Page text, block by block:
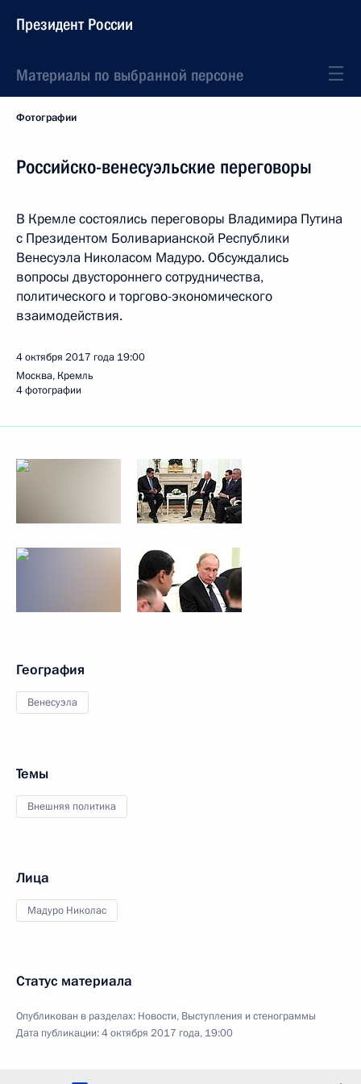
Президент России
Материалы по выбранной персоне
Фотографии
Российско-венесуэльские переговоры
В Кремле состоялись переговоры Владимира Путина
с Президентом Боливарианской Республики
Венесуэла Николасом Мадуро. Обсуждались
вопросы двустороннего сотрудничества,
политического и торгово-экономического
взаимодействия.
4 октября 2017 года 19:00
Москва, Кремль
4 фотографии
География
Венесуэла
Темы
Внешняя политика
Лица
Мадуро Николас
Статус материала
Опубликован в разделах: Новости, Выступления и стенограммы
Дата публикации:4 октября 2017 года, 19:00